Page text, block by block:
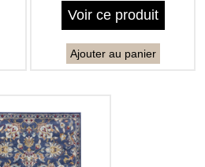
Voir ce produit
Ajouter au panier